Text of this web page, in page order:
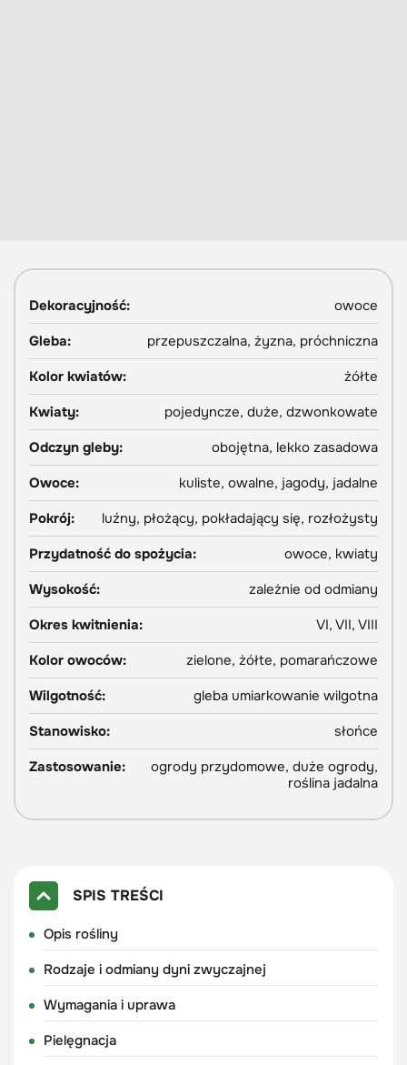
Dekoracyjność:
owoce
Gleba:
przepuszczalna, żyzna, próchniczna
Kolor kwiatów:
żółte
Kwiaty:
pojedyncze, duże, dzwonkowate
Odczyn gleby:
obojętna, lekko zasadowa
Owoce:
kuliste, owalne, jagody, jadalne
Pokrój:
luźny, płożący, pokładający się, rozłożysty
Przydatność do spożycia:
owoce, kwiaty
Wysokość:
zależnie od odmiany
Okres kwitnienia:
VI, VII, VIII
Kolor owoców:
zielone, żółte, pomarańczowe
Wilgotność:
gleba umiarkowanie wilgotna
Stanowisko:
słońce
Zastosowanie:
ogrody przydomowe, duże ogrody,
roślina jadalna
SPIS TREŚCI
Opis rośliny
Rodzaje i odmiany dyni zwyczajnej
Wymagania i uprawa
Pielęgnacja